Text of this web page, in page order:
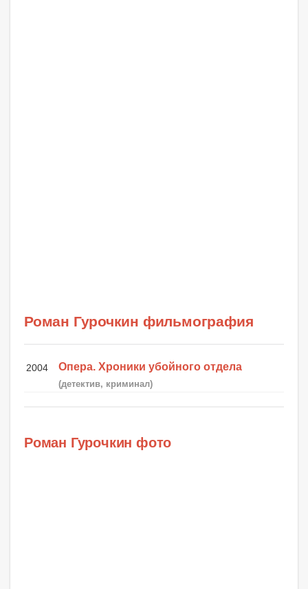
Роман Гурочкин фильмография
2004 Опера. Хроники убойного отдела
(детектив, криминал)
Роман Гурочкин фото